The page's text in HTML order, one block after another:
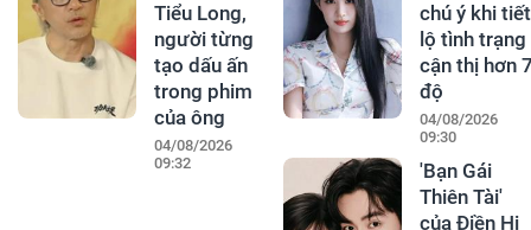
Tiểu Long,
người từng
tạo dấu ấn
trong phim
của ông
04/08/2026
09:32
chú ý khi tiết
lộ tình trạng
cận thị hơn
độ
04/08/2026
09:30
'Bạn Gái
Thiên Tài'
của Điền Hi